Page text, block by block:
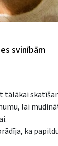
svinībām
tālākai
lai
ka